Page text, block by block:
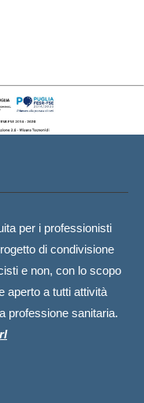
per i professionisti
di condivisione
e non, con lo scopo
aperto a tutti attività
professione sanitaria.